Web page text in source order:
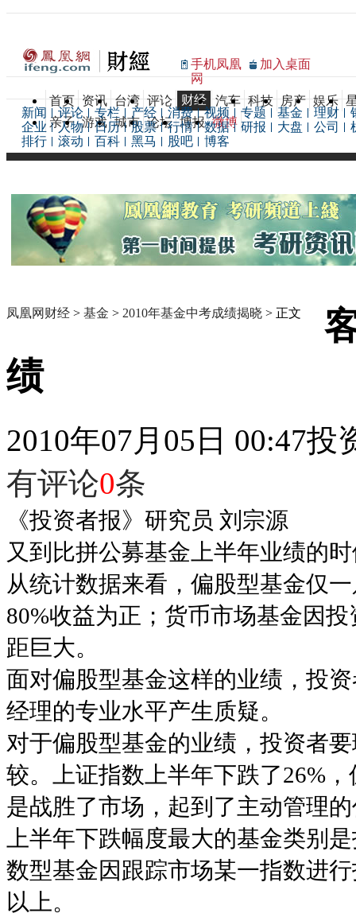
手机凤凰
网
加入桌面
首页 资讯 台湾 评论 财经 汽车 科技 房产 娱乐
亲子 游戏 城市 论坛 博报 微博
新闻 评论 专栏 产经 消费 视频 专题 基金 理财
企业
人物 日历 股票 行情 数据 研报 大盘 公司
排行
滚动 百科 黑马 股吧 博客
凤凰网财经 > 基金 > 2010年基金中考成绩揭晓 > 正文
绩
2010年07月05日 00:47投
有评论0条
《投资者报》研究员 刘宗源
又到比拼公募基金上半年业绩的
从统计数据来看，偏股型基金仅
80%收益为正；货币市场基金因
距巨大。
面对偏股型基金这样的业绩，投
经理的专业水平产生质疑。
对于偏股型基金的业绩，投资者
较。上证指数上半年下跌了26%
是战胜了市场，起到了主动管理
上半年下跌幅度最大的基金类别
数型基金因跟踪市场某一指数进
以上。